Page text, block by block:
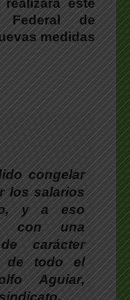
este
Federal de
medidas
congelar
los salarios
y a eso
con una
carácter
de todo el
Aguiar,